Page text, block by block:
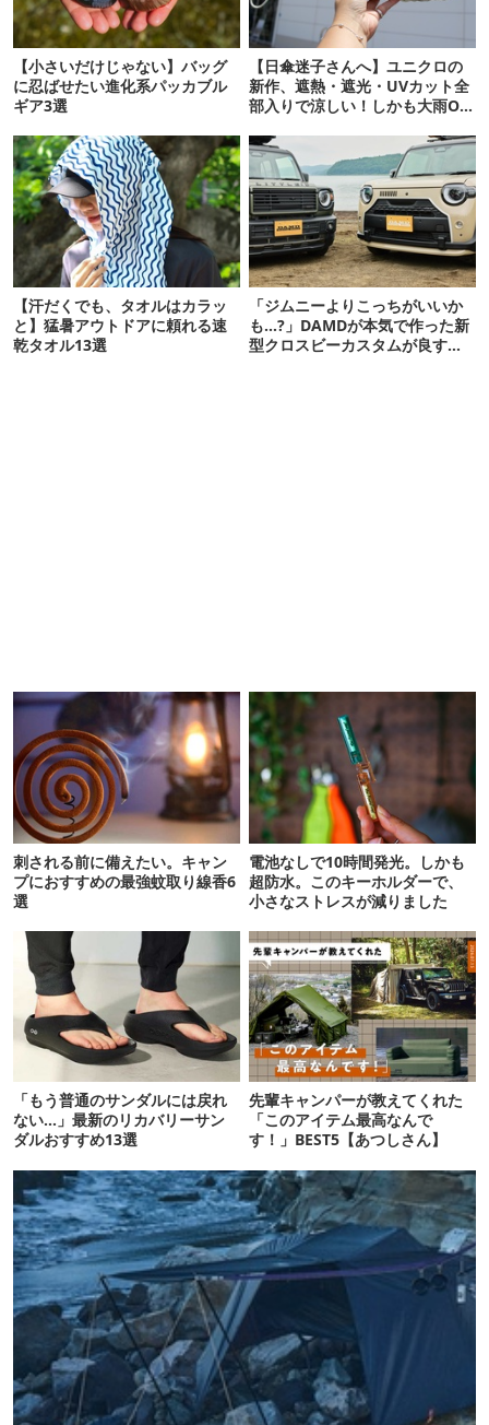
【小さいだけじゃない】バッグ
に忍ばせたい進化系パッカブル
ギア3選
【日傘迷子さんへ】ユニクロの
新作、遮熱・遮光・UVカット全
部入りで涼しい！しかも大雨OK
【汗だくでも、タオルはカラッ
と】猛暑アウトドアに頼れる速
乾タオル13選
「ジムニーよりこっちがいいか
も…?」DAMDが本気で作った新
型クロスビーカスタムが良すぎ
刺される前に備えたい。キャン
プにおすすめの最強蚊取り線香6
選
電池なしで10時間発光。しかも
超防水。このキーホルダーで、
小さなストレスが減りました
「もう普通のサンダルには戻れ
ない…」最新のリカバリーサン
ダルおすすめ13選
先輩キャンパーが教えてくれた
「このアイテム最高なんで
す！」BEST5【あつしさん】